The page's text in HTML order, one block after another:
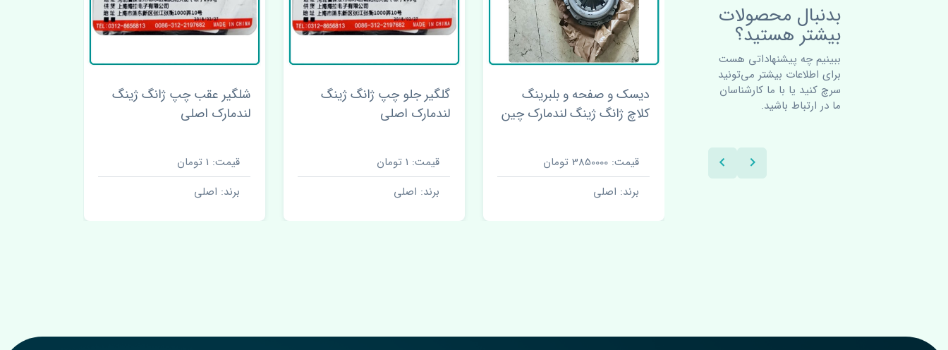
بدنبال محصولات
بیشتر هستید؟
ببینیم چه پیشنهاداتی هست
برای اطلاعات بیشتر می‌تونید
سرچ کنید یا با ما کارشناسان
ما در ارتباط باشید.
دیسک و صفحه و بلبرینگ
کلاچ ژانگ ژینگ لندمارک چین
گلگیر جلو چپ ژانگ ژینگ
لندمارک اصلی
قیمت: 1 تومان
برند: اصلی
شلگیر عقب چپ ژانگ ژینگ
لندمارک اصلی
قیمت: 1 تومان
برند: اصلی
شیشه بالابر عقب چپ ژانگ
ژینگ لندمارک اصلی
قیمت: 1 تومان
برند: اصلی